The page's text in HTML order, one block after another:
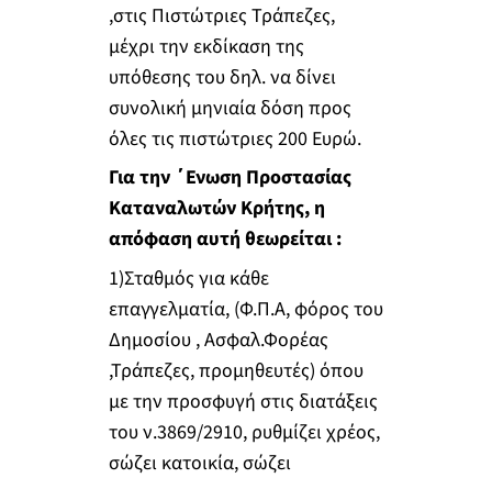
,στις Πιστώτριες Τράπεζες,
μέχρι την εκδίκαση της
υπόθεσης του δηλ. να δίνει
συνολική μηνιαία δόση προς
όλες τις πιστώτριες 200 Ευρώ.
Για την ΄Ενωση Προστασίας
Καταναλωτών Κρήτης, η
απόφαση αυτή θεωρείται :
1)Σταθμός για κάθε
επαγγελματία, (Φ.Π.Α, φόρος του
Δημοσίου , Ασφαλ.Φορέας
,Τράπεζες, προμηθευτές) όπου
με την προσφυγή στις διατάξεις
του ν.3869/2910, ρυθμίζει χρέος,
σώζει κατοικία, σώζει